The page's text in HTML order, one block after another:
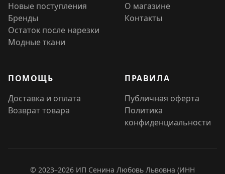
Новые поступления
Бренды
Остаток после нарезки
Модные ткани
О магазине
Контакты
ПОМОЩЬ
Доставка и оплата
Возврат товара
ПРАВИЛА
Публичная оферта
Политика
конфиденциальности
© 2023–2026 ИП Сенина Любовь Львовна (ИНН